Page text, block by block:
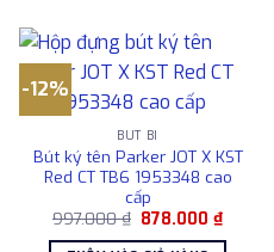
-12%
BÚT BI
Bút ký tên Parker JOT X KST
Red CT TB6 1953348 cao
cấp
997.000₫ Giá
878.000₫Giá
hiện